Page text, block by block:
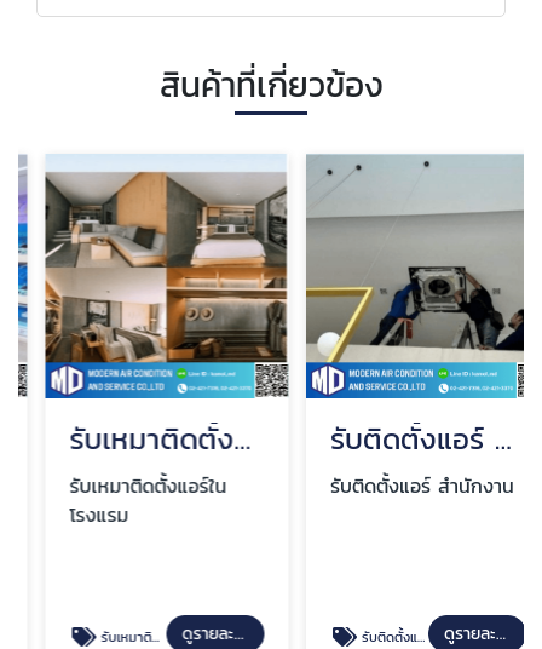
สินค้าที่เกี่ยวข้อง
รับเหมาติดตั้งแอร์ในโรงแรม
รับเหมาติดตั้งแอร์ใน
โรงแรม
รับเหมาติดตั้งแอร์ในโรงแรม ดูรายละเอียด
รับติดตั้งแอร์ สำนักงาน
รับติดตั้งแอร์ สำนักงาน
รับติดตั้งแอร์ สำนักงาน ดูรายละเอียด